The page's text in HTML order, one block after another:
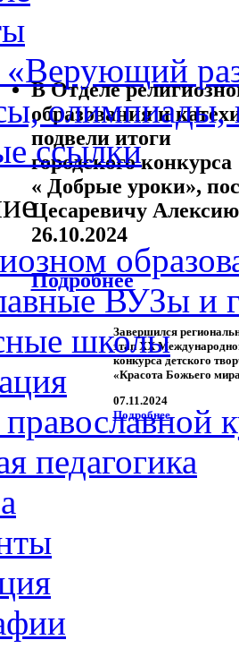
В Отделе
образования и
подвели итоги
городского конкурса
« Добрые уроки»,
Цесаревичу
26.10.2024
Подробнее
Завершился
этап XX
конкурса детского
«Красота Божьего
07.11.2024
Подробнее
олимпиады,
ссылки
ВУЗы и
школы
педагогика